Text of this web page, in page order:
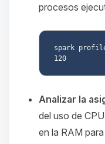
procesos
spark
Analizar la
del uso de
en la RAM